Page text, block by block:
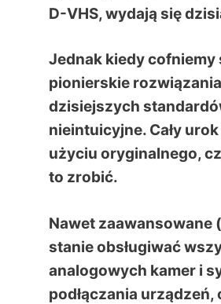
D-VHS, wydają się
Jednak kiedy cofniemy
pionierskie
dzisiejszych
nieintuicyjne. Cały
użyciu oryginalnego,
to zrobić.
Nawet zaawansowane
stanie obsługiwać
analogowych kamer i
podłączania urządzeń,